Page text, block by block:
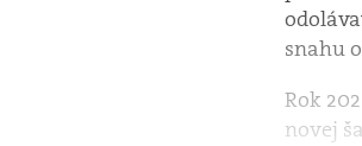
snahu
Rok
novej